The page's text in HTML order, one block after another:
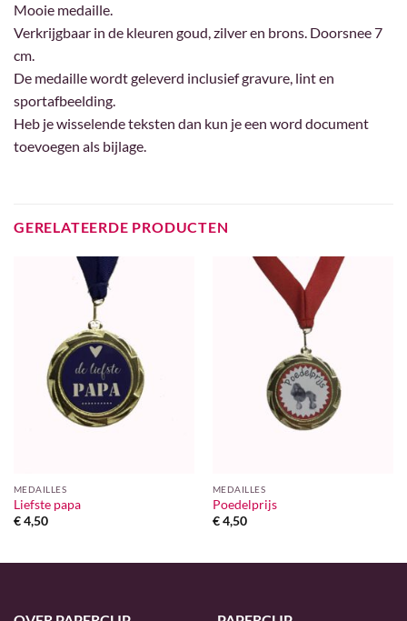
Mooie medaille.
Verkrijgbaar in de kleuren goud, zilver en brons. Doorsnee 7
cm.
De medaille wordt geleverd inclusief gravure, lint en
sportafbeelding.
Heb je wisselende teksten dan kun je een word document
toevoegen als bijlage.
GERELATEERDE PRODUCTEN
MEDAILLES
Liefste papa
€4,50
MEDAILLES
Poedelprijs
€4,50